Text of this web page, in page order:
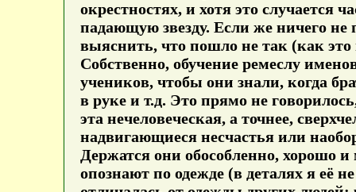
окрестностях, и хотя это случается
падающую звезду. Если же ничего не
выяснить, что пошло не так (как
Собственно, обучение ремеслу
учеников, чтобы они знали, когда
в руке и т.д. Это прямо не
эта нечеловеческая, а точнее,
надвигающиеся несчастья или
Держатся они обособленно, хорошо
опознают по одежде (в деталях я её